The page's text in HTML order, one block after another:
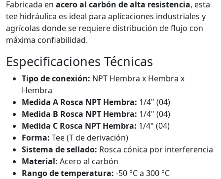
Fabricada en acero al carbón de alta resistencia, esta
tee hidráulica es ideal para aplicaciones industriales y
agrícolas donde se requiere distribución de flujo con
máxima confiabilidad.
Especificaciones Técnicas
Tipo de conexión: NPT Hembra x Hembra x
Hembra
Medida A Rosca NPT Hembra: 1/4" (04)
Medida B Rosca NPT Hembra: 1/4" (04)
Medida C Rosca NPT Hembra: 1/4" (04)
Forma: Tee (T de derivación)
Sistema de sellado: Rosca cónica por interferencia
Material: Acero al carbón
Rango de temperatura: -50 °C a 300 °C